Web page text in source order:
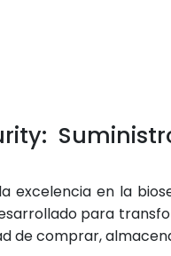
excelencia en la
para
de comprar,